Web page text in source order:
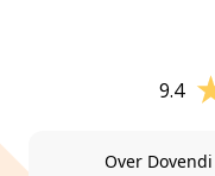
9.4
Over Dovendi